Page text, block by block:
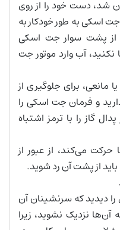
شد، دست خود را از روی
اسکی به طور خودکار به
از پشت سوار جت اسکی
آب وارد موتور جت
مانعی، برای جلوگیری از
و فرمان جت اسکی را
گاز را با ترمز اشتباه
می‌کند، از عبور از
از پشت آن رد شوید.
دیدید که سرنشینان آن
آن‌ها نزدیک نشوید، زیرا